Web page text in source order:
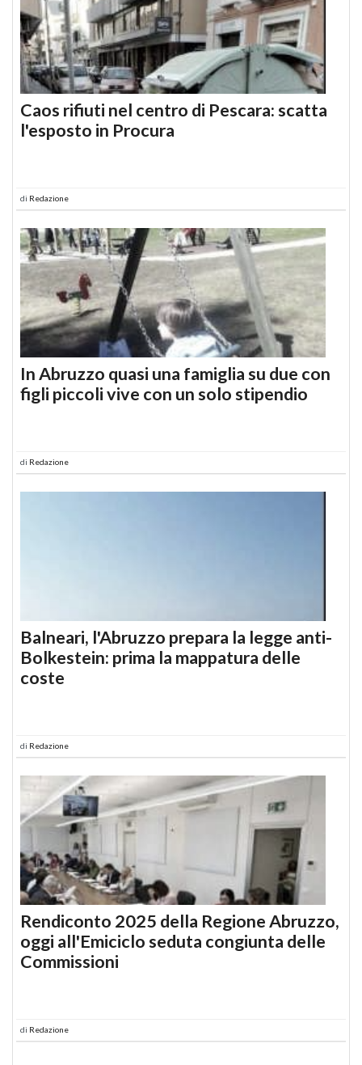
Caos rifiuti nel centro di Pescara: scatta
l'esposto in Procura
di Redazione
In Abruzzo quasi una famiglia su due con
figli piccoli vive con un solo stipendio
di Redazione
Balneari, l'Abruzzo prepara la legge anti-
Bolkestein: prima la mappatura delle
coste
di Redazione
Rendiconto 2025 della Regione Abruzzo,
oggi all'Emiciclo seduta congiunta delle
Commissioni
di Redazione